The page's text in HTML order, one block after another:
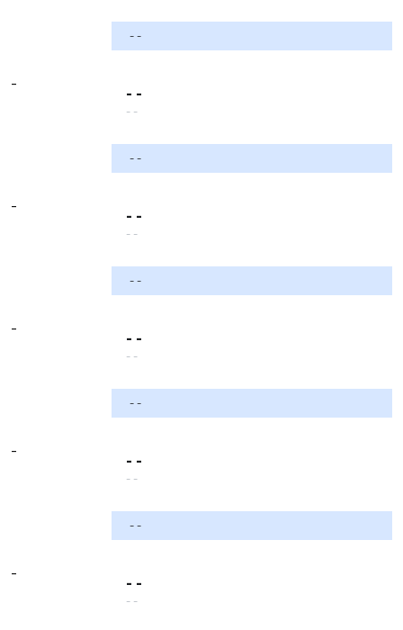
- -
-
- -
- -
- -
-
- -
- -
- -
-
- -
- -
- -
-
- -
- -
- -
-
- -
- -